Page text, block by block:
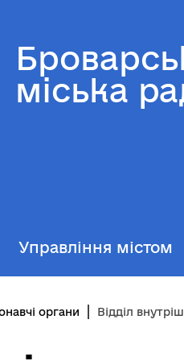
міська
Управління містом
органи Відділ